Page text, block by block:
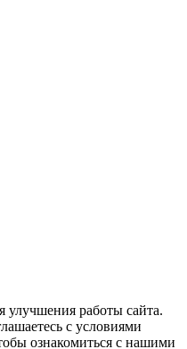
работы сайта.
с условиями
ознакомиться с нашими